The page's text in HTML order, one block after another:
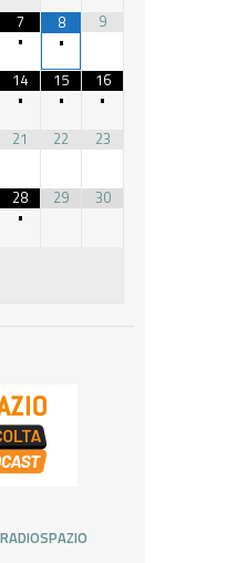
7
•
8
•
9
14
•
15
•
16
•
21 22 23
28
•
29 30